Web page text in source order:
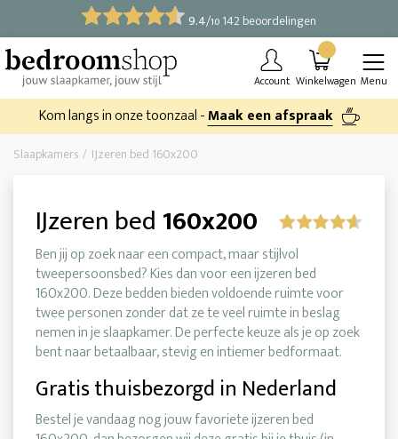
9.4/10 142 beoordelingen
Account Winkelwagen Menu
Kom langs in onze toonzaal -Maak een afspraak
Slaapkamers IJzeren bed 160x200
IJzeren bed160x200
Ben jij op zoek naar een compact, maar stijlvol
tweepersoonsbed? Kies dan voor een ijzeren bed
160x200. Deze bedden bieden voldoende ruimte voor
twee personen zonder dat ze te veel ruimte in beslag
nemen in je slaapkamer. De perfecte keuze als je op zoek
bent naar betaalbaar, stevig en intiemer bedformaat.
Gratis thuisbezorgd in Nederland
Bestel je vandaag nog jouw favoriete ijzeren bed